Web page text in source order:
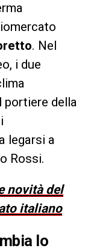
. Nel
i due
portiere della
legarsi a
Rossi.
novità del
italiano
lo